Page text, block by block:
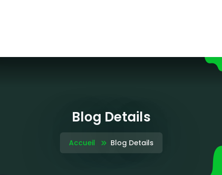
Blog Details
Accueil Blog Details